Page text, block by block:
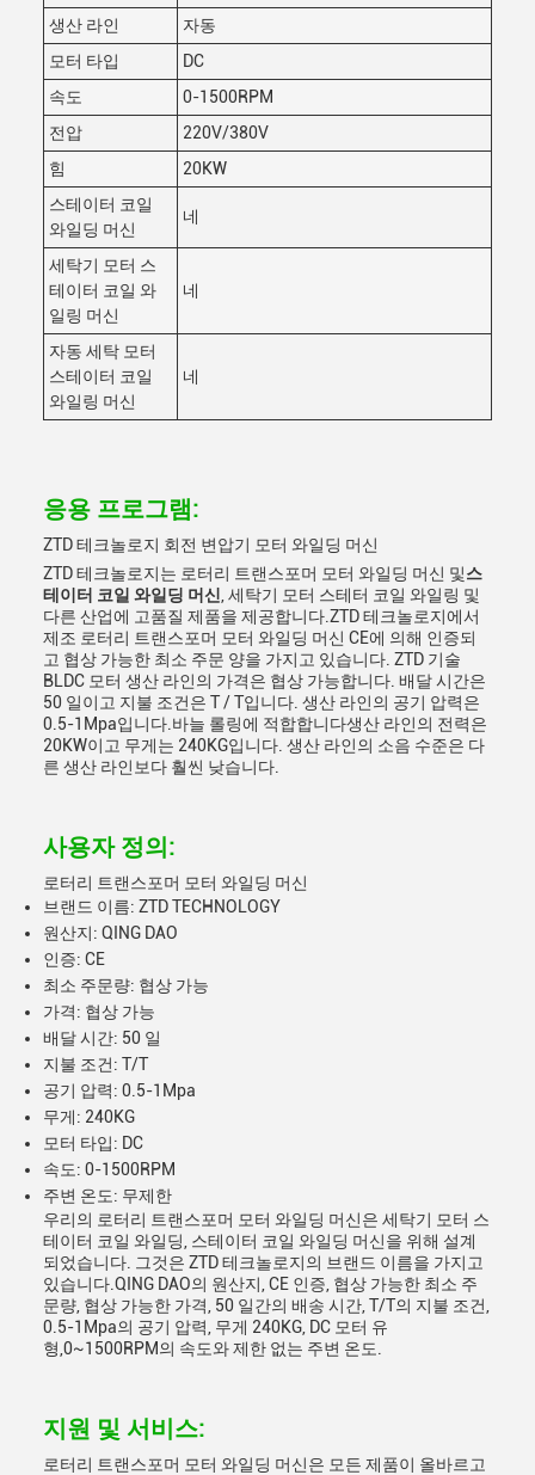
생산 라인
자동
모터 타입
DC
속도
0-1500RPM
전압
220V/380V
힘
20KW
스테이터 코일
와일딩 머신
네
세탁기 모터 스
테이터 코일 와
일링 머신
네
자동 세탁 모터
스테이터 코일
와일링 머신
네
응용 프로그램:
ZTD 테크놀로지 회전 변압기 모터 와일딩 머신
ZTD 테크놀로지는 로터리 트랜스포머 모터 와일딩 머신 및스
테이터 코일 와일딩 머신
, 세탁기 모터 스테터 코일 와일링 및
다른 산업에 고품질 제품을 제공합니다.ZTD 테크놀로지에서
제조 로터리 트랜스포머 모터 와일딩 머신 CE에 의해 인증되
고 협상 가능한 최소 주문 양을 가지고 있습니다. ZTD 기술
BLDC 모터 생산 라인의 가격은 협상 가능합니다. 배달 시간은
50 일이고 지불 조건은 T / T입니다. 생산 라인의 공기 압력은
0.5-1Mpa입니다.바늘 롤링에 적합합니다생산 라인의 전력은
20KW이고 무게는 240KG입니다. 생산 라인의 소음 수준은 다
른 생산 라인보다 훨씬 낮습니다.
사용자 정의:
로터리 트랜스포머 모터 와일딩 머신
브랜드 이름: ZTD TECHNOLOGY
원산지: QING DAO
인증: CE
최소 주문량: 협상 가능
가격: 협상 가능
배달 시간: 50 일
지불 조건: T/T
공기 압력: 0.5-1Mpa
무게: 240KG
모터 타입: DC
속도: 0-1500RPM
주변 온도: 무제한
우리의 로터리 트랜스포머 모터 와일딩 머신은 세탁기 모터 스
테이터 코일 와일딩, 스테이터 코일 와일딩 머신을 위해 설계
되었습니다. 그것은 ZTD 테크놀로지의 브랜드 이름을 가지고
있습니다.QING DAO의 원산지, CE 인증, 협상 가능한 최소 주
문량, 협상 가능한 가격, 50 일간의 배송 시간, T/T의 지불 조건,
0.5-1Mpa의 공기 압력, 무게 240KG, DC 모터 유
형,0~1500RPM의 속도와 제한 없는 주변 온도.
지원 및 서비스:
로터리 트랜스포머 모터 와일딩 머신은 모든 제품이 올바르고